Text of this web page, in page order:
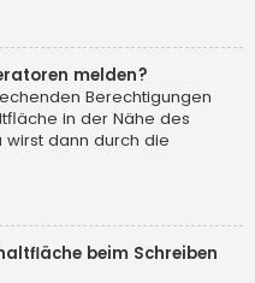
melden?
Berechtigungen
in der Nähe des
wirst dann durch die
beim Schreiben